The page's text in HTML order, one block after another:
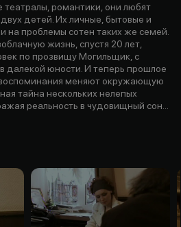
театралы, романтики, они любят
детей. Их личные, бытовые и
на проблемы сотен таких же семей.
жизнь, спустя 20 лет,
по прозвищу Могильщик, с
далекой юности. И теперь прошлое
меняют окружающую
тайна нескольких нелепых
реальность в чудовищный сон...